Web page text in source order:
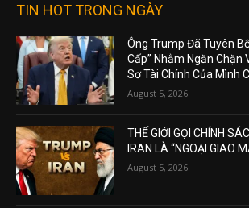
TIN HOT TRONG NGÀY
Ông Trump Đã Tuyên
Cấp” Nhằm Ngăn Chặn
Sơ Tài Chính Của Mình
August 5, 2026
THẾ GIỚI GỌI CHÍNH
IRAN LÀ “NGOẠI GIAO
August 5, 2026